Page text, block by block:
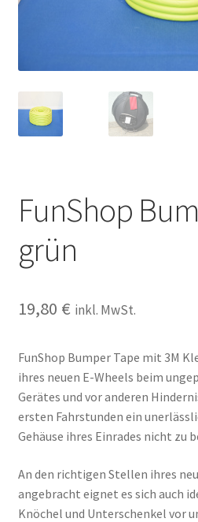
FunShop
grün
19,80 € inkl. MwSt.
FunShop Bumper Tape mit 3M
ihres neuen E-Wheels beim
Gerätes und vor anderen
ersten Fahrstunden ein
Gehäuse ihres Einrades nicht zu
An den richtigen Stellen ihres
angebracht eignet es sich auch
Knöchel und Unterschenkel vor